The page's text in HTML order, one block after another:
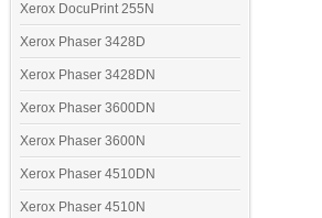
Xerox DocuPrint 255N
Xerox Phaser 3428D
Xerox Phaser 3428DN
Xerox Phaser 3600DN
Xerox Phaser 3600N
Xerox Phaser 4510DN
Xerox Phaser 4510N